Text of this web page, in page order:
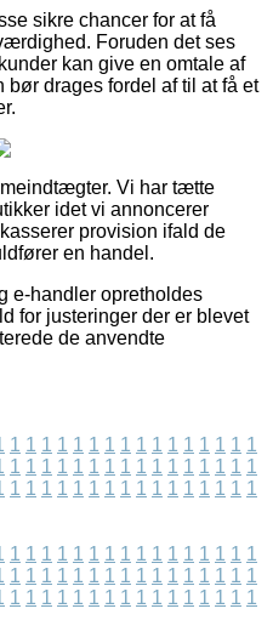
sikre chancer for at få
Foruden det ses
kan give en omtale af
drages fordel af til at få et
Vi har tætte
idet vi annoncerer
provision ifald de
en handel.
e-handler opretholdes
for justeringer der er blevet
de anvendte
1 1 1 1 1 1 1 1 1 1 1 1 1 1 1 1
1 1 1 1 1 1 1 1 1 1 1 1 1 1 1 1
1 1 1 1 1 1 1 1 1 1 1 1 1 1 1 1
1 1 1 1 1 1 1 1 1 1 1 1 1 1 1 1
1 1 1 1 1 1 1 1 1 1 1 1 1 1 1 1
1 1 1 1 1 1 1 1 1 1 1 1 1 1 1 1